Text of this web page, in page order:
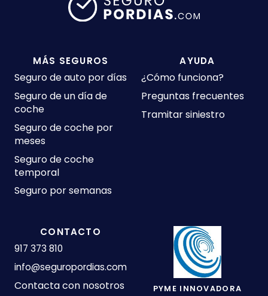
MÁS SEGUROS
Seguro de auto por días
Seguro de un día de
coche
Seguro de coche por
meses
Seguro de coche
temporal
Seguro por semanas
AYUDA
¿Cómo funciona?
Preguntas frecuentes
Tramitar siniestro
CONTACTO
917 373 810
info@seguropordias.com
Contacta con nosotros
PYME INNOVADORA